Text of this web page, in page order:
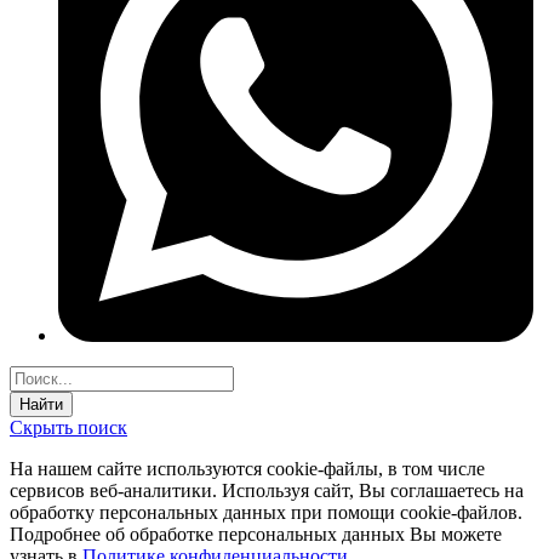
Найти
Скрыть поиск
На нашем сайте используются соokie-файлы, в том числе
сервисов веб-аналитики. Используя сайт, Вы соглашаетесь на
обработку персональных данных при помощи cookie-файлов.
Подробнее об обработке персональных данных Вы можете